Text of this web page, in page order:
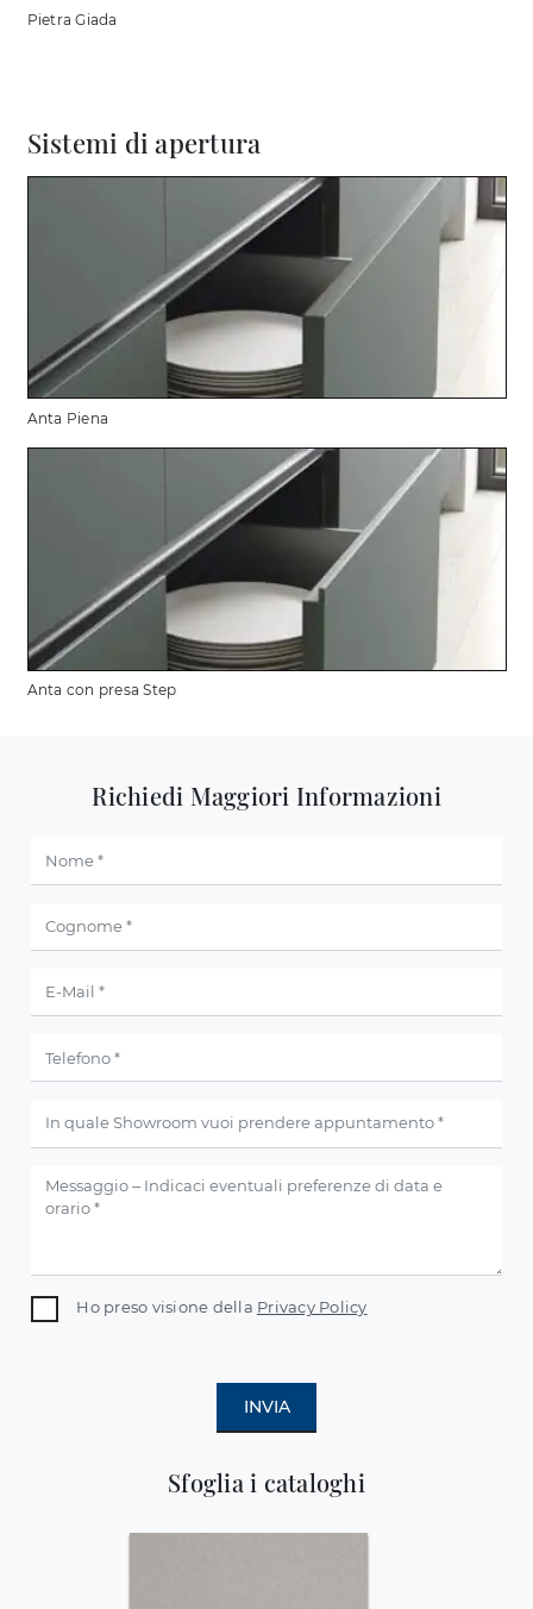
Pietra Giada
Sistemi di apertura
Anta Piena
Anta con presa Step
Sfoglia i cataloghi
Richiedi Maggiori Informazioni
Ho preso visione della Privacy Policy
INVIA